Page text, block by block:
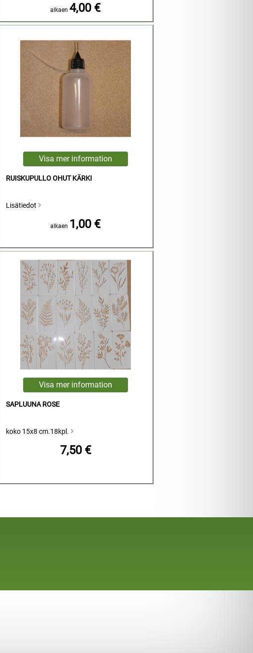
alkaen 4,00 €
RUISKUPULLO OHUT KÄRKI
Lisätiedot
alkaen 1,00 €
SAPLUUNA ROSE
koko 15x8 cm.18kpl.
7,50 €